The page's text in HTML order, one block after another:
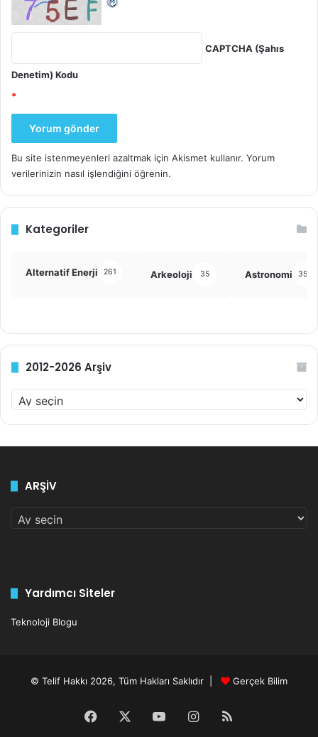
CAPTCHA (Şahıs
Denetim) Kodu
*
Bu site istenmeyenleri azaltmak için Akismet kullanır. Yorum
verilerinizin nasıl işlendiğini öğrenin.
Kategoriler
Alternatif Enerji 261 Arkeoloji 35 Astronomi 355
2012-2026 Arşiv
2012-
2026
Arşiv
ARŞİV
ARŞİV
Yardımcı Siteler
Teknoloji Blogu
© Telif Hakkı 2026, Tüm Hakları Saklıdır | Gerçek Bilim
Facebook YouTubeInstagram
RSS